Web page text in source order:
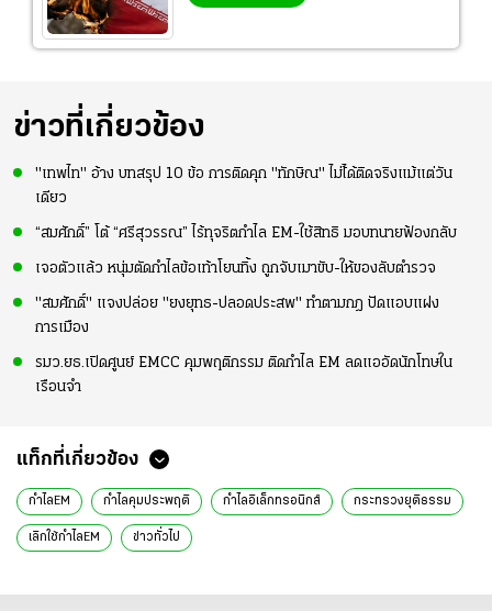
ข่าวที่เกี่ยวข้อง
"เทพไท" อ้าง บทสรุป 10 ข้อ การติดคุก "ทักษิณ" ไม่ไ้ด้ติดจริงแม้แต่วัน
เดียว
“สมศักดิ์” โต้ “ศรีสุวรรณ” ไร้ทุจริตกำไล EM-ใช้สิทธิ มอบทนายฟ้องกลับ
เจอตัวแล้ว หนุ่มตัดกำไลข้อเท้าโยนทิ้ง ถูกจับเมาขับ-ให้ของลับตำรวจ
"สมศักดิ์" แจงปล่อย "ยงยุทธ-ปลอดประสพ" ทำตามกฎ ปัดแอบแฝง
การเมือง
รมว.ยธ.เปิดศูนย์ EMCC คุมพฤติกรรม ติดกำไล EM ลดแออัดนักโทษใน
เรือนจำ
แท็กที่เกี่ยวข้อง
กำไลEM กำไลคุมประพฤติ กำไลอิเล็กทรอนิกส์ กระทรวงยุติธรรม
เลิกใช้กำไลEM ข่าวทั่วไป